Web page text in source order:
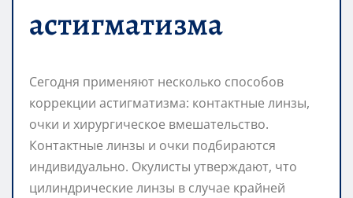
астигматизма
Сегодня применяют несколько способов
коррекции астигматизма: контактные линзы,
очки и хирургическое вмешательство.
Контактные линзы и очки подбираются
индивидуально. Окулисты утверждают, что
цилиндрические линзы в случае крайней